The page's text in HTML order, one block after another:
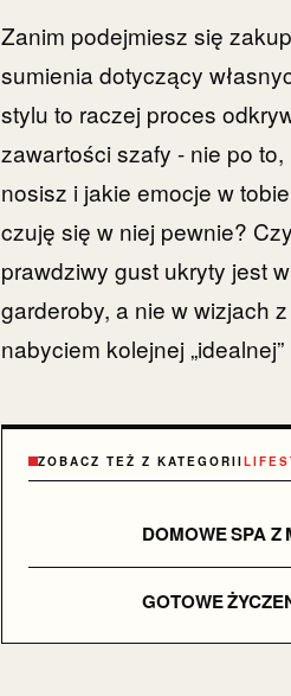
Zanim podejmiesz się
sumienia dotyczący
stylu to raczej proces
zawartości szafy - nie po
nosisz i jakie emocje w
czuję się w niej pewnie?
prawdziwy gust ukryty jest
garderoby, a nie w wizjach
nabyciem kolejnej
ZOBACZ TEŻ Z KATEGORII
DOMOWE SPA Z
GOTOWE